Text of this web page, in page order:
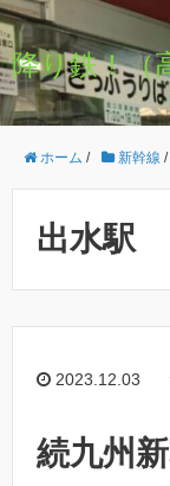
降り鉄！（
ホーム / 新幹線 /
出水駅
2023.12.03
続九州